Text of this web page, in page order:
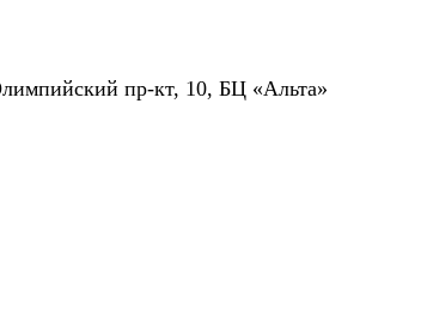
пр-кт, 10, БЦ «Альта»